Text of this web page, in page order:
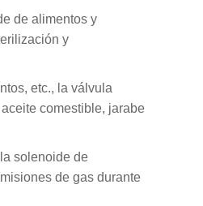
de alimentos y
y
etc., la válvula
comestible, jarabe
solenoide de
de gas durante